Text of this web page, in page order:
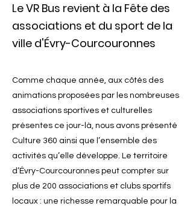
Le VR Bus revient à la Fête des
associations et du sport de la
ville d'Évry-Courcouronnes
Comme chaque année, aux côtés des
animations proposées par les nombreuses
associations sportives et culturelles
présentes ce jour-là, nous avons présenté
Culture 360 ainsi que l’ensemble des
activités qu’elle développe. Le territoire
d’Évry-Courcouronnes peut compter sur
plus de 200 associations et clubs sportifs
locaux : une richesse remarquable pour la